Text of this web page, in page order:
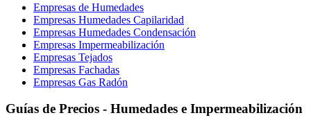
Empresas de Humedades
Empresas Humedades Capilaridad
Empresas Humedades Condensación
Empresas Impermeabilización
Empresas Tejados
Empresas Fachadas
Empresas Gas Radón
Guías de Precios - Humedades e Impermeabilización